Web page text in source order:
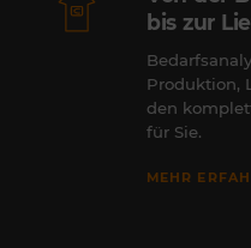
bis zur
Produktion,
den
für Sie.
MEHR